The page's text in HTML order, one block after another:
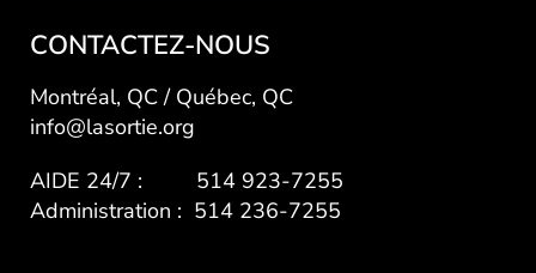
CONTACTEZ-NOUS
Montréal, QC / Québec, QC
info@lasortie.org
AIDE 24/7 : 514 923-7255
Administration : 514 236-7255